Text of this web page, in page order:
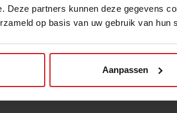
Deze partners kunnen deze gegevens
op basis van uw gebruik van hun
Aanpassen
dit. Zo stelt Zerouali dat het de plicht
achter een gerecht te vertellen en
Dan doe je volgens haar recht aan